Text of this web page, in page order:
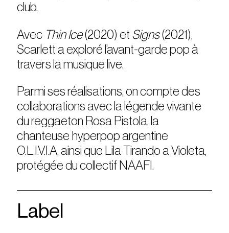
club.
Avec Thin Ice(2020) et Signs(2021),
Scarlett a exploré l’avant-garde pop à
travers la musique live.
Parmi ses réalisations, on compte des
collaborations avec la légende vivante
du reggaeton Rosa Pistola, la
chanteuse hyperpop argentine
O.L.I.V.I.A, ainsi que Lila Tirando a Violeta,
protégée du collectif NAAFI.
Label